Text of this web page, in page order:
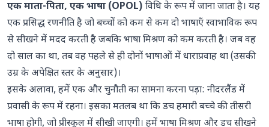
एक माता-पिता, एक भाषा (OPOL) विधिके रूप में जाना जाता है। यह
एक प्रसिद्ध रणनीति है जो बच्चों को कम से कम दो भाषाएँ स्वाभाविक रूप
से सीखने में मदद करती है जबकि भाषा मिश्रण को कम करती है। जब वह
दो साल का था, तब वह पहले से ही दोनों भाषाओं में धाराप्रवाह था (उसकी
उम्र के अपेक्षित स्तर के अनुसार)।
इसके अलावा, हमें एक और चुनौती का सामना करना पड़ा: नीदरलैंड में
प्रवासी के रूप में रहना। इसका मतलब था कि डच हमारी बच्चे की तीसरी
भाषा होगी, जो प्रीस्कूल में सीखी जाएगी। हमें भाषा मिश्रण और डच सीखने